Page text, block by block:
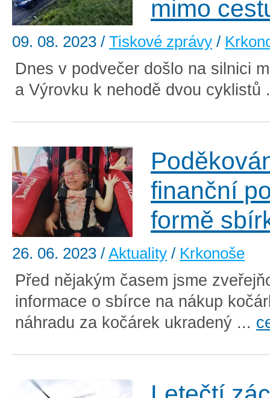
mimo
09. 08. 2023 / Tiskové zprávy /
Dnes v podvečer došlo na silnici
a Výrovku k nehodě dvou cyklistů
finanční
formě
26. 06. 2023 / Aktuality / Krkonoše
Před nějakým časem jsme
informace o sbírce na nákup
náhradu za kočárek ukradený ...